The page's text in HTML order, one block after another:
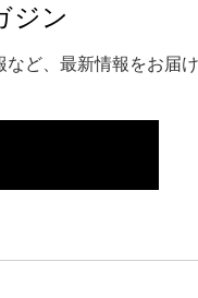
ジン
ど、最新情報をお届け